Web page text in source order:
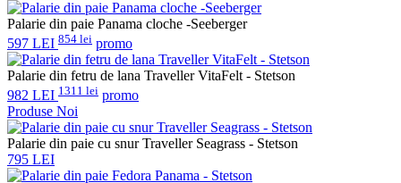
Palarie din paie Panama cloche -Seeberger
597 LEI 854 lei promo
Palarie din fetru de lana Traveller VitaFelt - Stetson
982 LEI 1311 lei promo
Produse Noi
Palarie din paie cu snur Traveller Seagrass - Stetson
795 LEI